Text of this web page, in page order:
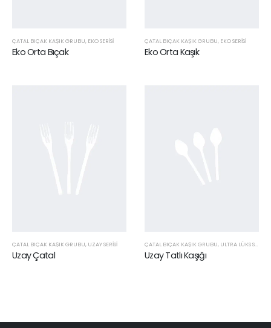
ÇATAL BIÇAK KAŞIK GRUBU, EKO SERISI
Eko Orta Bıçak
ÇATAL BIÇAK KAŞIK GRUBU, EKO SERISI
Eko Orta Kaşık
ÇATAL BIÇAK KAŞIK GRUBU, UZAY SERISI
Uzay Çatal
ÇATAL BIÇAK KAŞIK GRUBU, ULTRA LÜKS SERISI
Uzay Tatlı Kaşığı